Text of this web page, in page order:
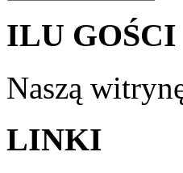
ILU GOŚCI
Naszą
LINKI